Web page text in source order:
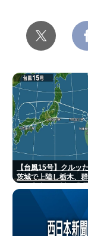
【台風15号】クルッ
茨城で上陸し栃木、